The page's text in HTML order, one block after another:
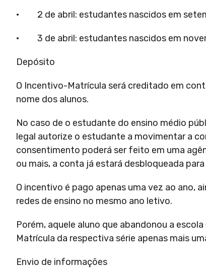
· 2 de abril: estudantes nascidos em
· 3 de abril: estudantes nascidos em
Depósito
O Incentivo-Matrícula será creditado em
nome dos alunos.
No caso de o estudante do ensino médio
legal autorize o estudante a movimentar a
consentimento poderá ser feito em uma
ou mais, a conta já estará desbloqueada
O incentivo é pago apenas uma vez ao ano,
redes de ensino no mesmo ano letivo.
Porém, aquele aluno que abandonou a
Matrícula da respectiva série apenas mais
Envio de informações